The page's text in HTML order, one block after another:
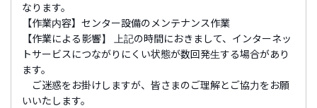
なります。
【作業内容】センター設備のメンテナンス作業
【作業による影響】 上記の時間におきまして、インターネッ
トサービスにつながりにくい状態が数回発生する場合があり
ます。
ご迷惑をお掛けしますが、皆さまのご理解とご協力をお願
いいたします。